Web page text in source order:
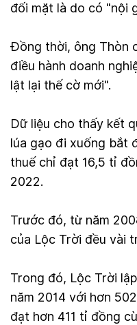
đối mặt là do có "nội
Đồng thời, ông Thòn
điều hành doanh
lật lại thế cờ mới".
Dữ liệu cho thấy kết
lúa gạo đi xuống bắt
thuế chỉ đạt 16,5 tỉ
2022.
Trước đó, từ năm
của Lộc Trời đều vài
Trong đó, Lộc Trời
năm 2014 với hơn
đạt hơn 411 tỉ đồng